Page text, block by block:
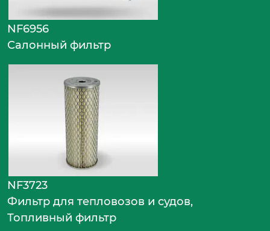
NF6956
Салонный фильтр
NF3723
Фильтр для тепловозов и судов,
Топливный фильтр